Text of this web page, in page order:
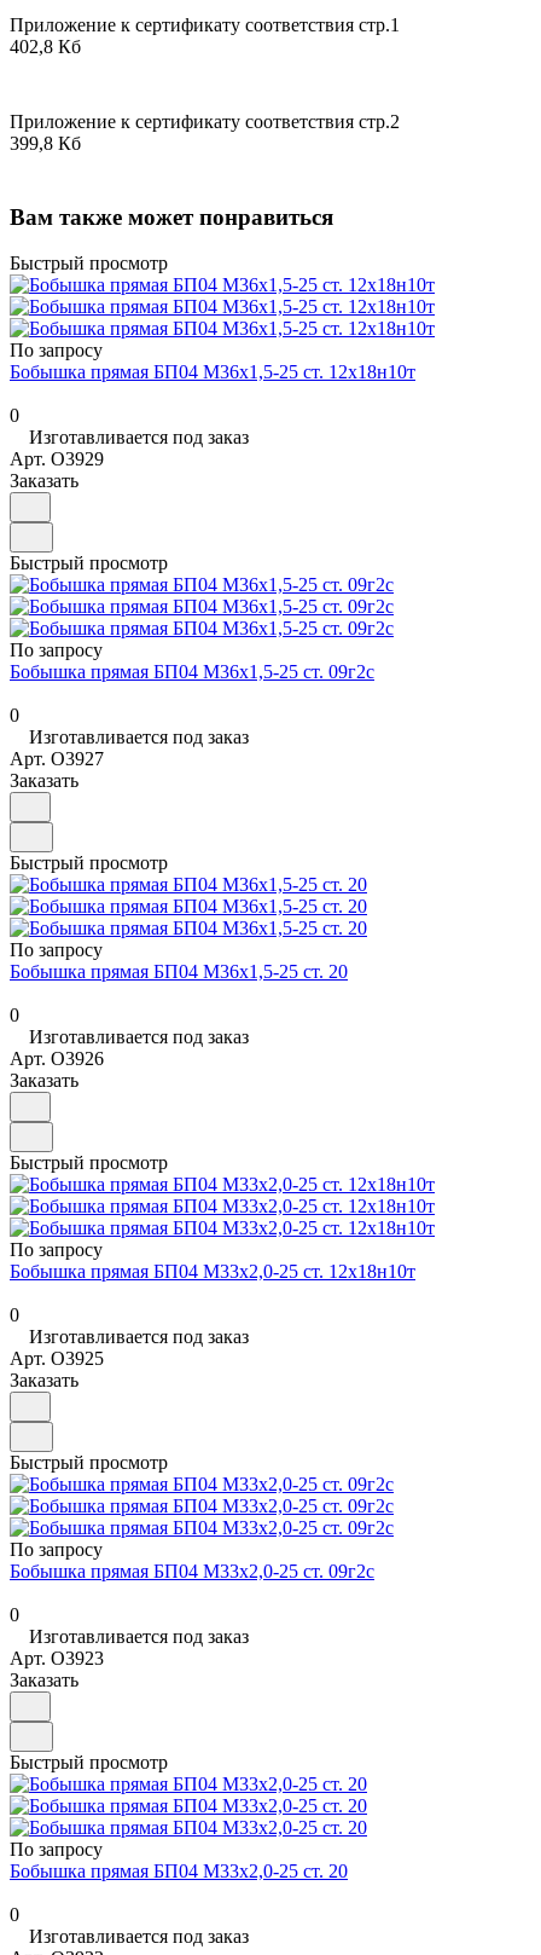
Приложение к сертификату соответствия стр.1
402,8 Кб
Приложение к сертификату соответствия стр.2
399,8 Кб
Вам также может понравиться
Быстрый просмотр
По запросу
Бобышка прямая БП04 М36х1,5-25 ст. 12х18н10т
0
Изготавливается под заказ
Арт. O3929
Заказать
Быстрый просмотр
По запросу
Бобышка прямая БП04 М36х1,5-25 ст. 09г2с
0
Изготавливается под заказ
Арт. O3927
Заказать
Быстрый просмотр
По запросу
Бобышка прямая БП04 М36х1,5-25 ст. 20
0
Изготавливается под заказ
Арт. O3926
Заказать
Быстрый просмотр
По запросу
Бобышка прямая БП04 М33х2,0-25 ст. 12х18н10т
0
Изготавливается под заказ
Арт. O3925
Заказать
Быстрый просмотр
По запросу
Бобышка прямая БП04 М33х2,0-25 ст. 09г2с
0
Изготавливается под заказ
Арт. O3923
Заказать
Быстрый просмотр
По запросу
Бобышка прямая БП04 М33х2,0-25 ст. 20
0
Изготавливается под заказ